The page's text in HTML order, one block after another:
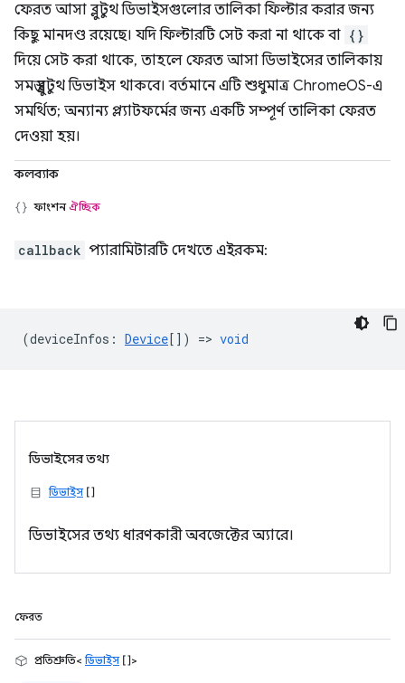
ফেরত আসা ব্লুটুথ ডিভাইসগুলোর তালিকা ফিল্টার করার জন্য
কিছু মানদণ্ড রয়েছে। যদি ফিল্টারটি সেট করা না থাকে বা {}
দিয়ে সেট করা থাকে, তাহলে ফেরত আসা ডিভাইসের তালিকায়
সমস্ত ব্লুটুথ ডিভাইস থাকবে। বর্তমানে এটি শুধুমাত্র ChromeOS-এ
সমর্থিত; অন্যান্য প্ল্যাটফর্মের জন্য একটি সম্পূর্ণ তালিকা ফেরত
দেওয়া হয়।
কলব্যাক
ফাংশনঐচ্ছিক
callback প্যারামিটারটি দেখতে এইরকম:
(deviceInfos : Device[]) => void
ডিভাইসের তথ্য
ডিভাইস[]
ডিভাইসের তথ্য ধারণকারী অবজেক্টের অ্যারে।
ফেরত
প্রতিশ্রুতি<ডিভাইস[]>